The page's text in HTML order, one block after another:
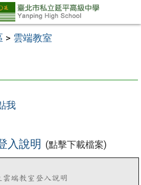
> 雲端教室
我
入說明 (點擊下載檔案)